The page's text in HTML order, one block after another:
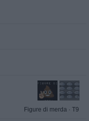
Figure di merda · T9